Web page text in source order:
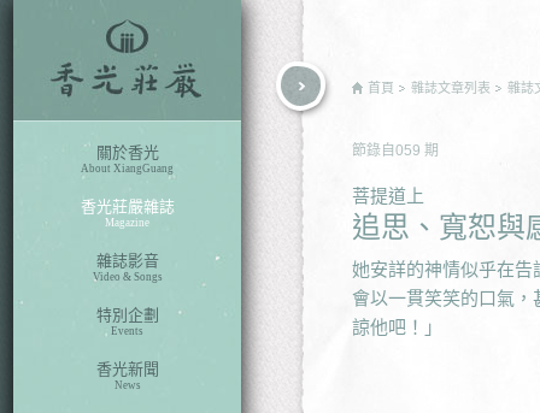
關於香光
About XiangGuang
香光莊嚴雜誌
Magazine
雜誌影音
Video & Songs
特別企劃
Events
香光新聞
News
首頁 雜誌文章列表 雜誌
節錄自 059 期
菩提道上
追思、寬恕與
她安詳的神情似乎在
會以一貫笑笑的口氣
諒他吧！」